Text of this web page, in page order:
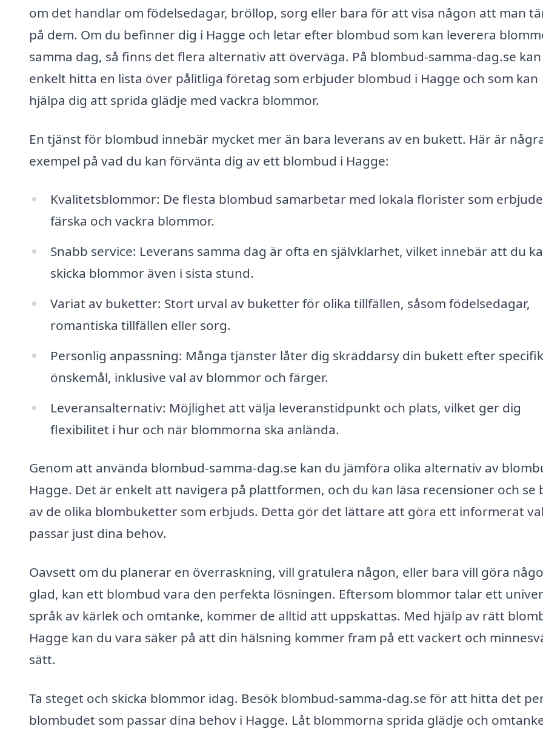
om det handlar om födelsedagar, bröllop, sorg eller bara för att visa någon att man
på dem. Om du befinner dig i Hagge och letar efter blombud som kan leverera
samma dag, så finns det flera alternativ att överväga. På blombud-samma-dag.se
enkelt hitta en lista över pålitliga företag som erbjuder blombud i Hagge och som kan
hjälpa dig att sprida glädje med vackra blommor.
En tjänst för blombud innebär mycket mer än bara leverans av en bukett. Här är
exempel på vad du kan förvänta dig av ett blombud i Hagge:
Kvalitetsblommor: De flesta blombud samarbetar med lokala florister som
färska och vackra blommor.
Snabb service: Leverans samma dag är ofta en självklarhet, vilket innebär att du
skicka blommor även i sista stund.
Variat av buketter: Stort urval av buketter för olika tillfällen, såsom födelsedagar,
romantiska tillfällen eller sorg.
Personlig anpassning: Många tjänster låter dig skräddarsy din bukett efter
önskemål, inklusive val av blommor och färger.
Leveransalternativ: Möjlighet att välja leveranstidpunkt och plats, vilket ger dig
flexibilitet i hur och när blommorna ska anlända.
Genom att använda blombud-samma-dag.se kan du jämföra olika alternativ av
Hagge. Det är enkelt att navigera på plattformen, och du kan läsa recensioner och se
av de olika blombuketter som erbjuds. Detta gör det lättare att göra ett informerat
passar just dina behov.
Oavsett om du planerar en överraskning, vill gratulera någon, eller bara vill göra
glad, kan ett blombud vara den perfekta lösningen. Eftersom blommor talar ett
språk av kärlek och omtanke, kommer de alltid att uppskattas. Med hjälp av rätt
Hagge kan du vara säker på att din hälsning kommer fram på ett vackert och
sätt.
Ta steget och skicka blommor idag. Besök blombud-samma-dag.se för att hitta det
blombudet som passar dina behov i Hagge. Låt blommorna sprida glädje och